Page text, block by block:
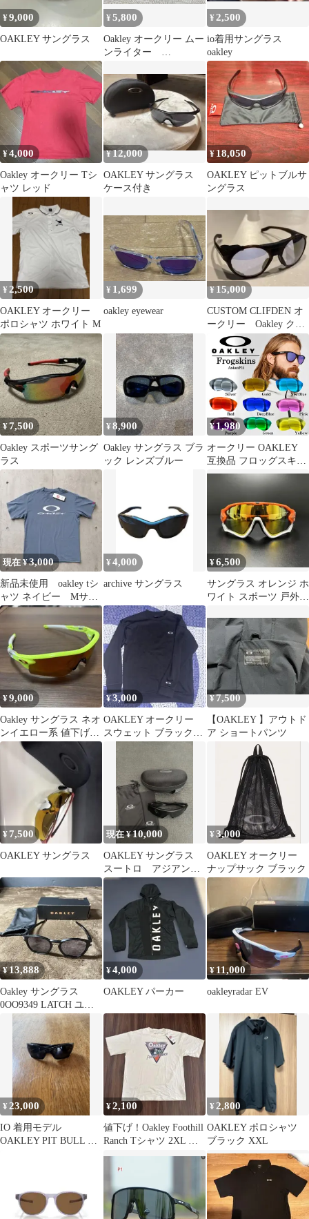
¥9,000
OAKLEY サングラス
¥5,800
Oakley オークリー ムー
ンライター
¥ 2,500
io着用サングラス
oakley
¥4,000
Oakley オークリー Tシ
ャツ レッド
¥12,000
OAKLEY サングラス
ケース付き
¥ 18,050
OAKLEY ピットブルサ
ングラス
¥2,500
OAKLEY オークリー
ポロシャツ ホワイト M
¥ 1,699
oakley eyewear
¥15,000
CUSTOM CLIFDEN オ
ークリー Oakley クリ
フデン
¥7,500
Oakley スポーツサング
ラス
¥8,900
Oakley サングラス ブラ
ック レンズブルー
¥1,980
オークリー OAKLEY
互換品 フロッグスキン
交換レンズ アジアンフ
ィット ミラーレンズ
UV99.9%カット サング
ラス用 高耐久 耐衝撃
OO9245シリーズ適合
社外品
現在 ¥3,000
新品未使用 oakley tシ
ャツ ネイビー Mサイ
ズ 赤タグ
¥4,000
archive サングラス
¥6,500
サングラス オレンジ ホ
ワイト スポーツ 戸外
¥9,000
Oakley サングラス ネオ
ンイエロー系 値下げ交
渉可能！
¥3,000
OAKLEY オークリー
スウェット ブラック
¥7,500
【OAKLEY 】アウトド
ア ショートパンツ
¥ 7,500
OAKLEY サングラス
現在 ¥10,000
OAKLEY サングラス
スートロ アジアンフ
ィット
¥3,000
OAKLEY オークリー
ナップサック ブラック
¥13,888
Oakley サングラス
0OO9349 LATCH ユニ
セックス大人
¥4,000
OAKLEY パーカー
¥11,000
oakleyradar EV
¥23,000
IO 着用モデル
OAKLEY PIT BULL ブ
¥2,100
値下げ！Oakley Foothill
Ranch Tシャツ 2XL ア
イボリー
¥2,800
OAKLEY ポロシャツ
ブラック XXL